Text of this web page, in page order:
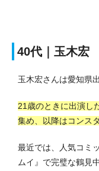
40代｜玉木宏
玉木宏さんは愛知県
21歳のときに出演し
集め、以降はコンス
最近では、人気コミ
ムイ』で完璧な鶴見